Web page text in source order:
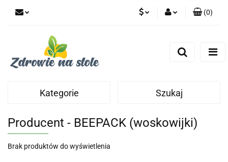
(0)
Kategorie Szukaj
Producent - BEEPACK (woskowijki)
Brak produktów do wyświetlenia